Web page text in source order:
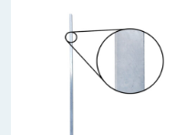
Vorbereitung zu
für eine Richtung
Überleitungstafel ca.